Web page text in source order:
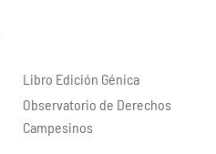
Libro Edición Génica
Observatorio de Derechos
Campesinos